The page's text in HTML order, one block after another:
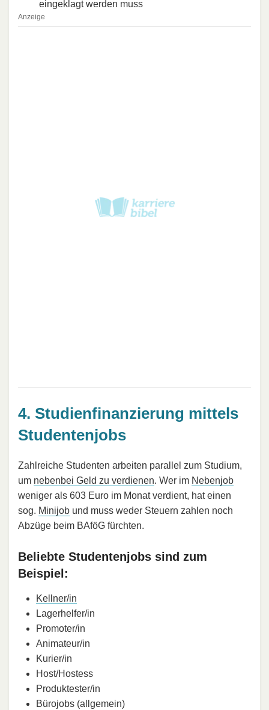
eingeklagt werden muss
Anzeige
4. Studienfinanzierung mittels
Studentenjobs
Zahlreiche Studenten arbeiten parallel zum Studium,
um nebenbei Geld zu verdienen. Wer im Nebenjob
weniger als 603 Euro im Monat verdient, hat einen
sog. Minijob und muss weder Steuern zahlen noch
Abzüge beim BAföG fürchten.
Beliebte Studentenjobs sind zum
Beispiel:
Kellner/in
Lagerhelfer/in
Promoter/in
Animateur/in
Kurier/in
Host/Hostess
Produktester/in
Bürojobs (allgemein)